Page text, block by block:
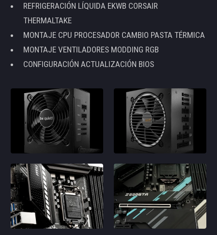
REFRIGERACIÓN LÍQUIDA EKWB CORSAIR
THERMALTAKE
MONTAJE CPU PROCESADOR CAMBIO PASTA TÉRMICA
MONTAJE VENTILADORES MODDING RGB
CONFIGURACIÓN ACTUALIZACIÓN BIOS